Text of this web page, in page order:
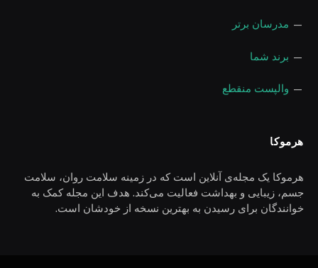
— مدرسان برتر
— برند شما
— والپست منقطع
هرموکا
هرموکا یک مجله‌ی آنلاین است که در زمینه سلامت روان، سلامت
جسم، زیبایی و بهداشت فعالیت می‌کند. هدف این مجله کمک به
خوانندگان برای رسیدن به بهترین نسخه از خودشان است.